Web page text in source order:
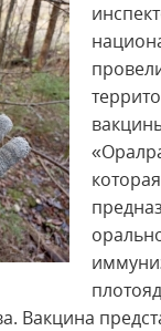
которая
Вакцина